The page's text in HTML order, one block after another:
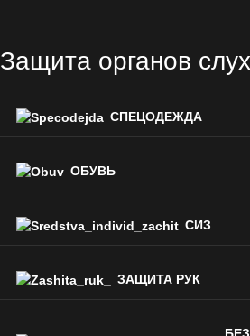
Защита органов
СПЕЦОДЕЖДА
ОБУВЬ
СИЗ
ЗАЩИТА РУК